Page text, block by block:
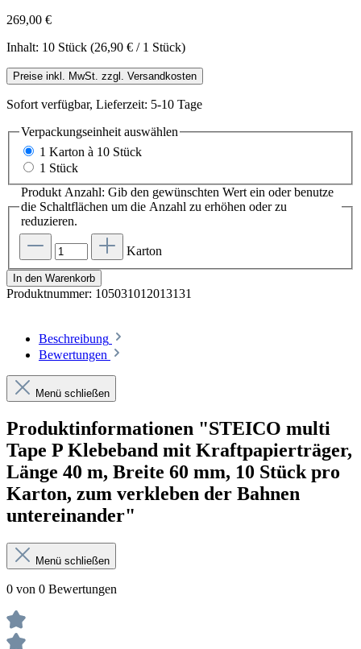
269,00 €
Inhalt: 10 Stück (26,90 € / 1 Stück)
Preise inkl. MwSt. zzgl. Versandkosten
Sofort verfügbar, Lieferzeit: 5-10 Tage
Verpackungseinheit auswählen
1 Karton à 10 Stück
1 Stück
Produkt Anzahl: Gib den gewünschten Wert ein oder benutze
die Schaltflächen um die Anzahl zu erhöhen oder zu
reduzieren.
Karton
In den Warenkorb
Produktnummer: 105031012013131
Beschreibung
Bewertungen
Menü schließen
Produktinformationen "STEICO multi
Tape P Klebeband mit Kraftpapierträger,
Länge 40 m, Breite 60 mm, 10 Stück pro
Karton, zum verkleben der Bahnen
untereinander"
Menü schließen
0 von 0 Bewertungen